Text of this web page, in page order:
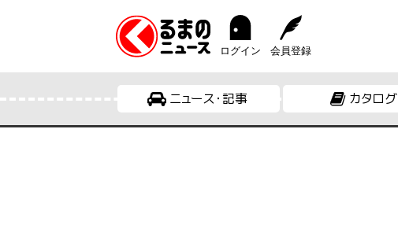
ログイン 会員登録
ニュース・記事 カタログ